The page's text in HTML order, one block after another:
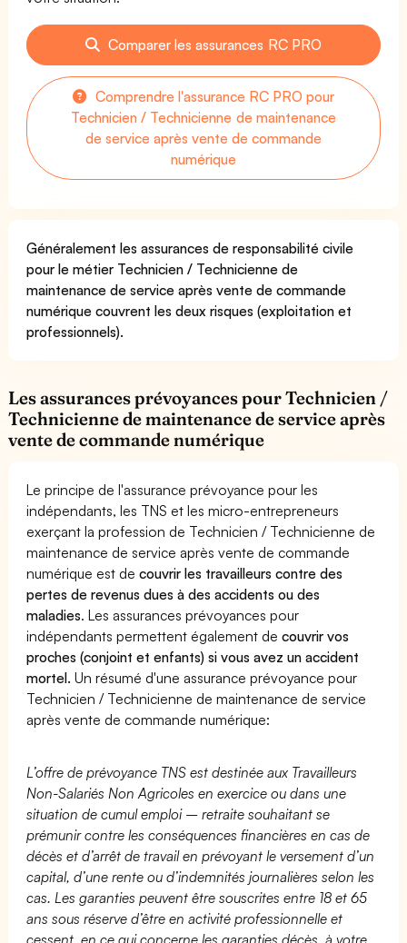
Comparer les assurances RC PRO
Comprendre l'assurance RC PRO pour
Technicien / Technicienne de maintenance
de service après vente de commande
numérique
Généralement les assurances de responsabilité civile
pour le métier Technicien / Technicienne de
maintenance de service après vente de commande
numérique couvrent les deux risques (exploitation et
professionnels).
Les assurances prévoyances pour Technicien /
Technicienne de maintenance de service après
vente de commande numérique
Le principe de l'assurance prévoyance pour les
indépendants, les TNS et les micro-entrepreneurs
exerçant la profession de Technicien / Technicienne de
maintenance de service après vente de commande
numérique est decouvrir les travailleurs contre des
pertes de revenus dues à des accidents ou des
maladies. Les assurances prévoyances pour
indépendants permettent également decouvrir vos
proches (conjoint et enfants) si vous avez un accident
mortel. Un résumé d'une assurance prévoyance pour
Technicien / Technicienne de maintenance de service
après vente de commande numérique:
L’offre de prévoyance TNS est destinée aux Travailleurs
Non-Salariés Non Agricoles en exercice ou dans une
situation de cumul emploi – retraite souhaitant se
prémunir contre les conséquences financières en cas de
décès et d’arrêt de travail en prévoyant le versement d’un
capital, d’une rente ou d’indemnités journalières selon les
cas. Les garanties peuvent être souscrites entre 18 et 65
ans sous réserve d’être en activité professionnelle et
cessent, en ce qui concerne les garanties décès, à votre